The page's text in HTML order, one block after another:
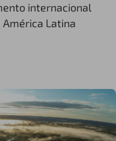
internacional
Latina